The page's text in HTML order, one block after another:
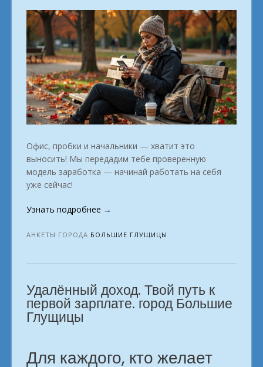
Офис, пробки и начальники — хватит это
выносить! Мы передадим тебе проверенную
модель заработка — начинай работать на себя
уже сейчас!
Узнать подробнее «Удалёнка
нуля:
в
Большие
Глущицы»
→
АНКЕТЫ ГОРОДА БОЛЬШИЕ ГЛУЩИЦЫ
Удалённый доход. Твой путь к
первой зарплате. город Большие
Глущицы
Для каждого, кто желает